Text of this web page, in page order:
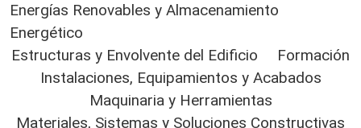
Energías Renovables y Almacenamiento
Energético
Estructuras y Envolvente del Edificio
Formación
Instalaciones, Equipamientos y Acabados
Maquinaria y Herramientas
Materiales, Sistemas y Soluciones Constructivas